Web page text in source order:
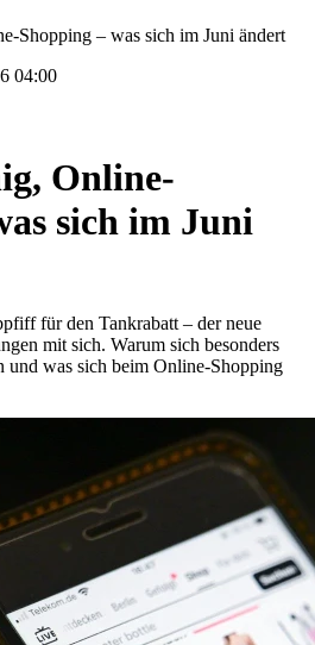
Shopping – was sich im Juni ändert
04:00
Online-
sich im Juni
für den Tankrabatt – der neue
mit sich. Warum sich besonders
und was sich beim Online-Shopping